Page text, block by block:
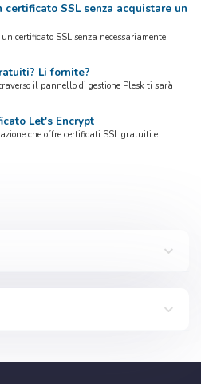
SSL senza acquistare un
certificato SSL senza necessariamente
Li fornite?
il pannello di gestione Plesk ti sarà
Let's Encrypt
che offre certificati SSL gratuiti e